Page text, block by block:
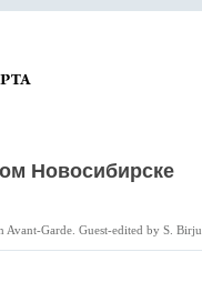
Новосибирске
Garde. Guest-edited by S.